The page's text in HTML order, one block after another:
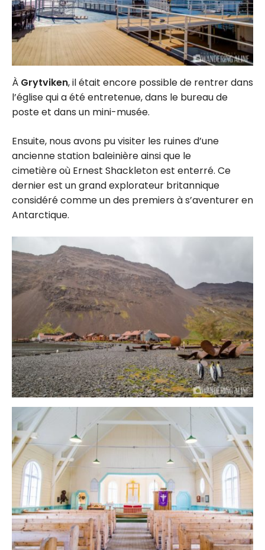
À Grytviken, il était encore possible de rentrer dans
l’église qui a été entretenue, dans le bureau de
poste et dans un mini-musée.
Ensuite, nous avons pu visiter les ruines d’une
ancienne station baleinière ainsi que le
cimetière où Ernest Shackleton est enterré. Ce
dernier est un grand explorateur britannique
considéré comme un des premiers à s’aventurer en
Antarctique.